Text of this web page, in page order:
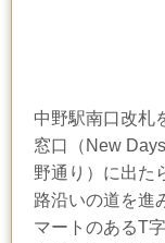
中野駅南口改札
窓口（New
野通り）に出た
路沿いの道を進
マートのあるT